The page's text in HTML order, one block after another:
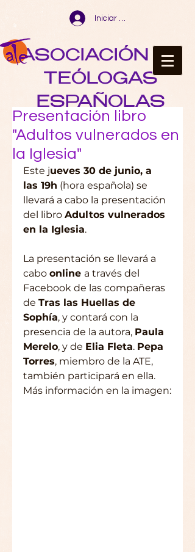
Iniciar sesión
ASOCIACIÓN DE
TEÓLOGAS
ESPAÑOLAS
Presentación libro
"Adultos vulnerados en
la Iglesia"
Este jueves 30 de junio, a
las 19h (hora española) se
llevará a cabo la presentación
del libro Adultos vulnerados
en la Iglesia.
La presentación se llevará a
cabo online a través del
Facebook de las compañeras
de Tras las Huellas de
Sophía, y contará con la
presencia de la autora, Paula
Merelo, y de Elia Fleta. Pepa
Torres, miembro de la ATE,
también participará en ella.
Más información en la imagen: